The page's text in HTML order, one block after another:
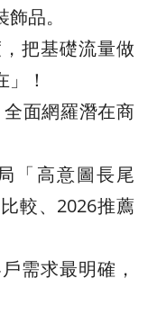
品。
把基礎流量做
！
面網羅潛在商
「高意圖長尾
較、2026推薦
需求最明確，